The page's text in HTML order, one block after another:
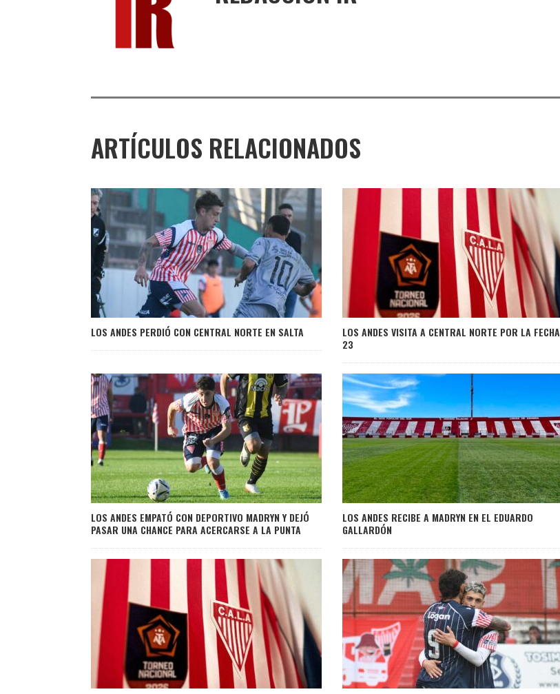
ARTÍCULOS RELACIONADOS
LOS ANDES PERDIÓ CON CENTRAL NORTE EN SALTA
LOS ANDES VISITA A CENTRAL NORTE POR LA FECHA
23
LOS ANDES EMPATÓ CON DEPORTIVO MADRYN Y DEJÓ
PASAR UNA CHANCE PARA ACERCARSE A LA PUNTA
LOS ANDES RECIBE A MADRYN EN EL EDUARDO
GALLARDÓN